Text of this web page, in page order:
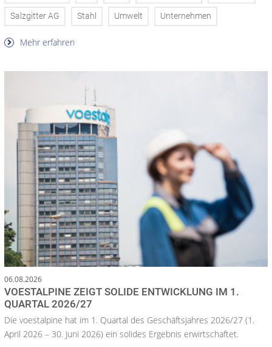
Salzgitter AG Stahl Umwelt Unternehmen
Mehr erfahren
06.08.2026
VOESTALPINE ZEIGT SOLIDE ENTWICKLUNG IM 1.
QUARTAL 2026/27
Die voestalpine hat im 1. Quartal des Geschäftsjahres 2026/27 (1.
April 2026 – 30. Juni 2026) ein solides Ergebnis erwirtschaftet.